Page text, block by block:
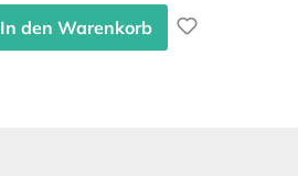
In den Warenkorb